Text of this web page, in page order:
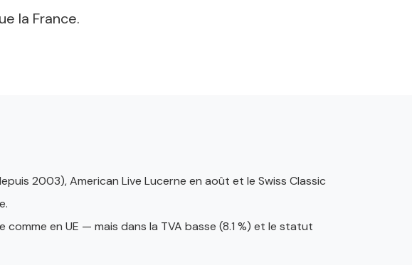
la France.
2003), American Live Lucerne en août et le Swiss Classic
en UE — mais dans la TVA basse (8.1 %) et le statut